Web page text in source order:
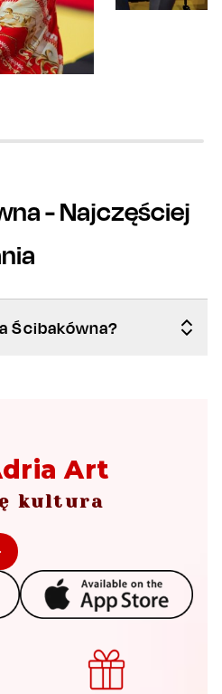
- Najczęściej
Ścibakówna?
Art
kultura